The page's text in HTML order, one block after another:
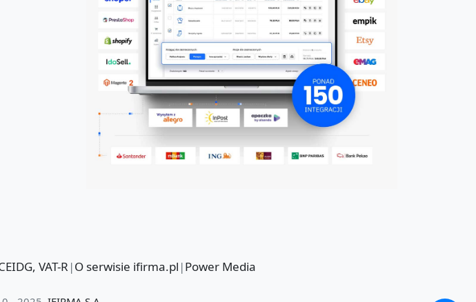
VAT-R |O serwisie ifirma.pl |Power Media